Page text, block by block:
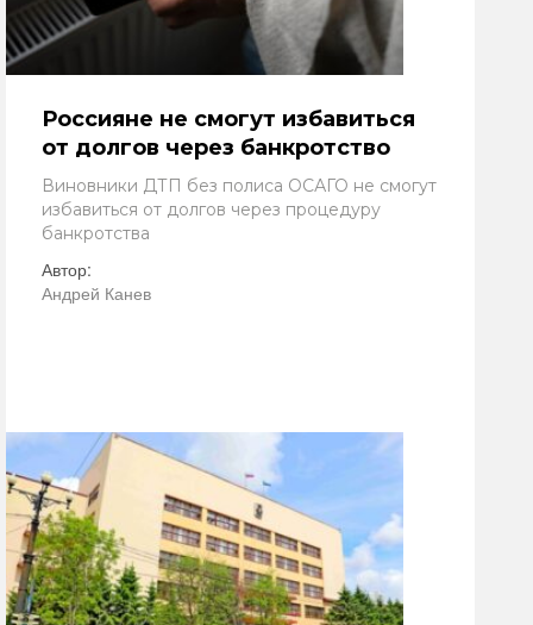
Россияне не смогут избавиться
от долгов через банкротство
Виновники ДТП без полиса ОСАГО не смогут
избавиться от долгов через процедуру
банкротства
Автор:
Андрей Канев